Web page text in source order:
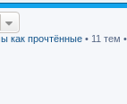
как прочтённые • 11 тем